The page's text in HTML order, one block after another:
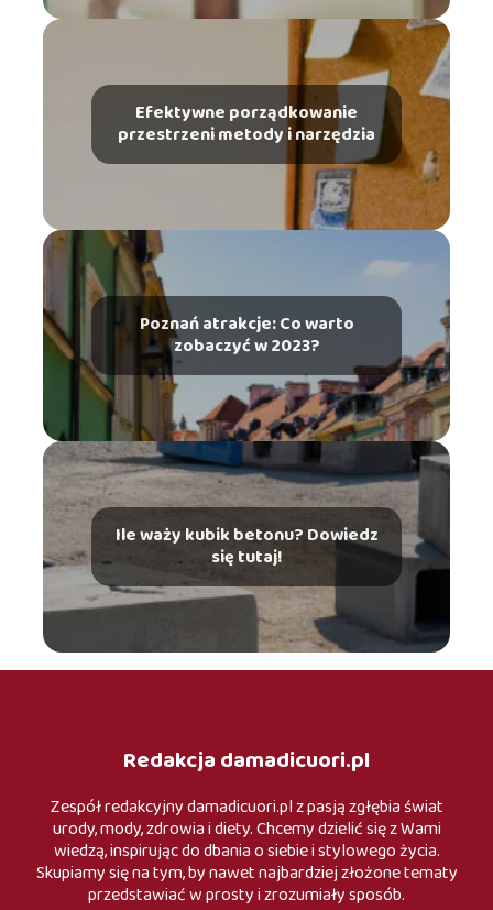
Efektywne porządkowanie
przestrzeni metody i narzędzia
Poznań atrakcje: Co warto
zobaczyć w 2023?
Ile waży kubik betonu? Dowiedz
się tutaj!
Redakcja damadicuori.pl
Zespół redakcyjny damadicuori.pl z pasją zgłębia świat
urody, mody, zdrowia i diety. Chcemy dzielić się z Wami
wiedzą, inspirując do dbania o siebie i stylowego życia.
Skupiamy się na tym, by nawet najbardziej złożone tematy
przedstawiać w prosty i zrozumiały sposób.